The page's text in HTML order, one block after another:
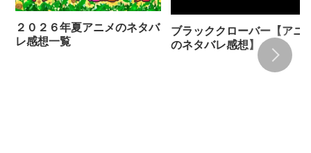
２０２６年夏アニメのネタバ
レ感想一覧
ブラッククローバー【アニ
のネタバレ感想】